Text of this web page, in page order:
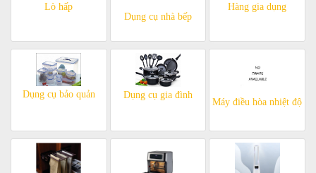
Lò hấp
Dụng cụ nhà bếp
Hàng gia dụng
Dụng cụ bảo quản Dụng cụ gia đình
Máy điều hòa nhiệt độ